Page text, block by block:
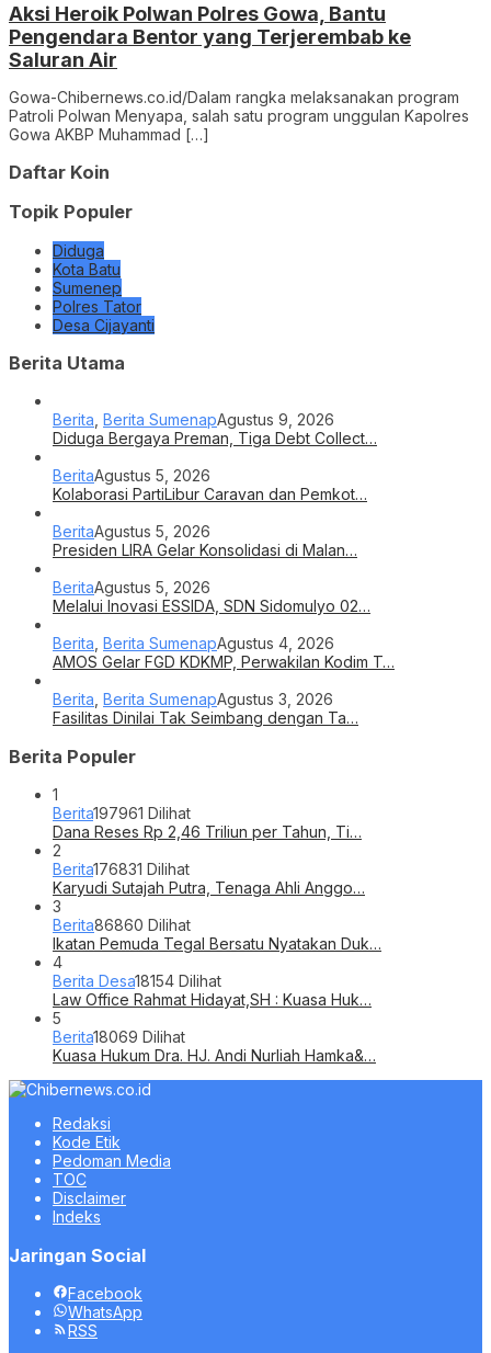
Aksi Heroik Polwan Polres Gowa, Bantu
Pengendara Bentor yang Terjerembab ke
Saluran Air
Gowa-Chibernews.co.id/Dalam rangka melaksanakan program
Patroli Polwan Menyapa, salah satu program unggulan Kapolres
Gowa AKBP Muhammad […]
Daftar Koin
Topik Populer
Diduga
Kota Batu
Sumenep
Polres Tator
Desa Cijayanti
Berita Utama
Berita Berita SumenapAgustus 9, 2026
Diduga Bergaya Preman, Tiga Debt Collect…
BeritaAgustus 5, 2026
Kolaborasi PartiLibur Caravan dan Pemkot…
BeritaAgustus 5, 2026
Presiden LIRA Gelar Konsolidasi di Malan…
BeritaAgustus 5, 2026
Melalui Inovasi ESSIDA, SDN Sidomulyo 02…
Berita Berita SumenapAgustus 4, 2026
AMOS Gelar FGD KDKMP, Perwakilan Kodim T…
Berita Berita SumenapAgustus 3, 2026
Fasilitas Dinilai Tak Seimbang dengan Ta…
Berita Populer
1
Berita197961 Dilihat
Dana Reses Rp 2,46 Triliun per Tahun, Ti…
2
Berita176831 Dilihat
Karyudi Sutajah Putra, Tenaga Ahli Anggo…
3
Berita86860 Dilihat
Ikatan Pemuda Tegal Bersatu Nyatakan Duk…
4
Berita Desa18154 Dilihat
Law Office Rahmat Hidayat,SH : Kuasa Huk…
5
Berita18069 Dilihat
Kuasa Hukum Dra. HJ. Andi Nurliah Hamka&…
Redaksi
Kode Etik
Pedoman Media
TOC
Disclaimer
Indeks
Jaringan Social
Facebook
WhatsApp
RSS